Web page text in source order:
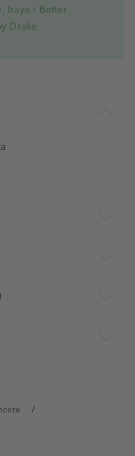
Iraye i Better
Drake.